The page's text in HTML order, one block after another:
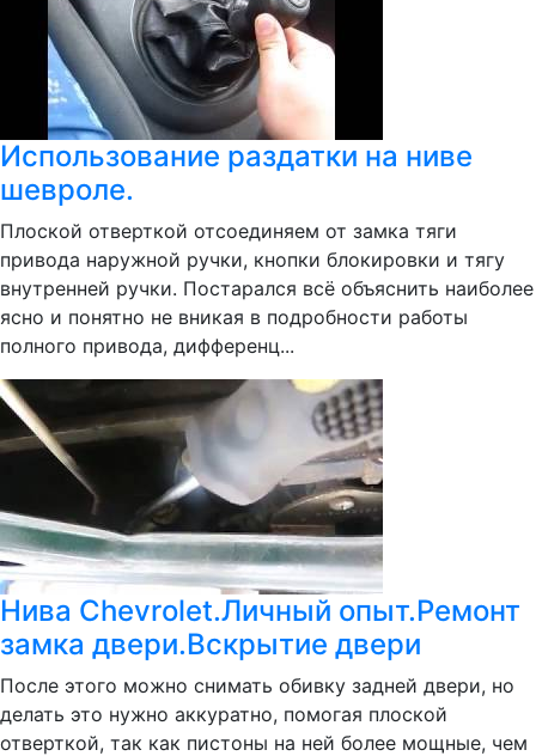
Использование раздатки на ниве
шевроле.
Плоской отверткой отсоединяем от замка тяги
привода наружной ручки, кнопки блокировки и тягу
внутренней ручки. Постарался всё объяснить наиболее
ясно и понятно не вникая в подробности работы
полного привода, дифференц...
Нива Chevrolet.Личный опыт.Ремонт
замка двери.Вскрытие двери
После этого можно снимать обивку задней двери, но
делать это нужно аккуратно, помогая плоской
отверткой, так как пистоны на ней более мощные, чем